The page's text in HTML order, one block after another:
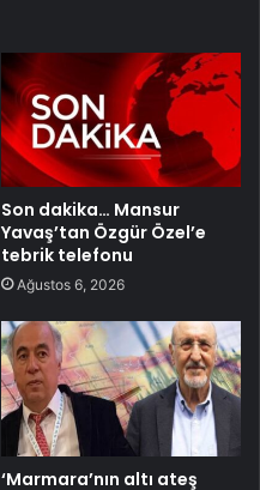
Son dakika… Mansur
Yavaş’tan Özgür Özel’e
tebrik telefonu
Ağustos 6, 2026
‘Marmara’nın altı ateş